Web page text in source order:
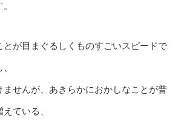
とが目まぐるしくものすごいスピードで
ませんが、あきらかにおかしなことが普
ている、